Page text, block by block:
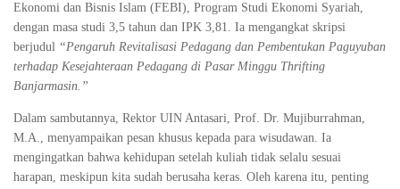
Ekonomi dan Bisnis Islam (FEBI), Program Studi Ekonomi Syariah,
dengan masa studi 3,5 tahun dan IPK 3,81. Ia mengangkat skripsi
berjudul “Pengaruh Revitalisasi Pedagang dan Pembentukan Paguyuban
terhadap Kesejahteraan Pedagang di Pasar Minggu Thrifting
Banjarmasin.”
Dalam sambutannya, Rektor UIN Antasari, Prof. Dr. Mujiburrahman,
M.A., menyampaikan pesan khusus kepada para wisudawan. Ia
mengingatkan bahwa kehidupan setelah kuliah tidak selalu sesuai
harapan, meskipun kita sudah berusaha keras. Oleh karena itu, penting